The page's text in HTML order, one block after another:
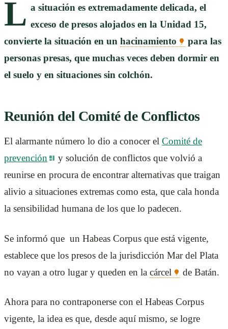
L a situación es extremadamente delicada, el
exceso de presos alojados en la Unidad 15,
convierte la situación en un hacinamiento
para las
personas presas, que muchas veces deben dormir en
el suelo y en situaciones sin colchón.
Reunión del Comité de Conflictos
El alarmante número lo dio a conocer el Comité de
prevención
y solución de conflictos que volvió a
reunirse en procura de encontrar alternativas que traigan
alivio a situaciones extremas como esta, que cala honda
la sensibilidad humana de los que lo padecen.
Se informó que un Habeas Corpus que está vigente,
establece que los presos de la jurisdicción Mar del Plata
no vayan a otro lugar y queden en la cárcel de Batán.
Ahora para no contraponerse con el Habeas Corpus
vigente, la idea es que, desde aquí mismo, se logre